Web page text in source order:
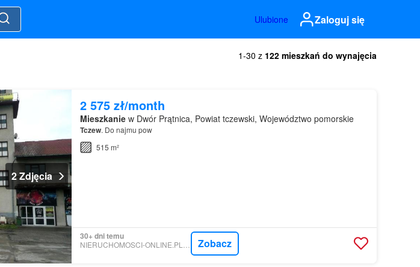
Ulubione Zaloguj się
1-30 z 122 mieszkań do wynajęcia
2 Zdjęcia
2 575 zł/month
Mieszkaniew Dwór Prątnica, Powiat tczewski, Województwo pomorskie
Tczew. Do najmu pow
515 m²
30+ dni temu
NIERUCHOMOSCI-ONLINE.PL - POLSKIE KOLEJE PAŃSTWOWE S.A. ODDZIAŁ GOSPODAROWANIA NIERUCHOMOŚCIAMI W GDAŃSKU Zobacz